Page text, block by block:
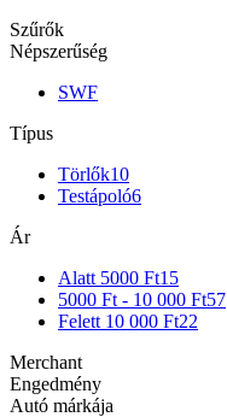
Szűrők
Népszerűség
SWF
Típus
Törlők10
Testápoló6
Ár
Alatt 5000 Ft15
5000 Ft - 10 000 Ft57
Felett 10 000 Ft22
Merchant
Engedmény
Autó márkája